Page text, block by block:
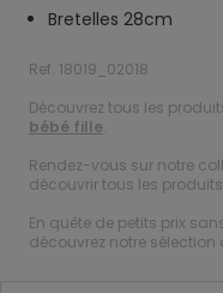
Bretelles 28cm
Ref. 18019_02018
Découvrez tous les
bébé fille.
Rendez-vous sur notre
découvrir tous les
En quête de petits prix
découvrez notre sélection